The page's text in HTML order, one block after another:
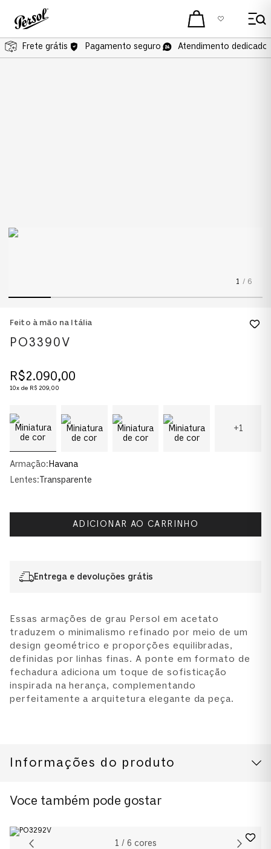
Frete grátis Pagamento seguro Atendimento dedicado
1 / 6
Feito à mão na Itália
PO3390V
R$2.090,00
10x de R$ 209,00
+1
Armação: Havana
Lentes:Transparente
ADICIONAR AO CARRINHO
Entrega e devoluções grátis
Essas armações de grau Persol em acetato
traduzem o minimalismo refinado por meio de um
design geométrico e proporções equilibradas,
definidas por linhas finas. A ponte em formato de
fechadura adiciona um toque de sofisticação
inspirada na herança, complementando
perfeitamente a arquitetura elegante da peça.
Informações do produto
CUIDADOS COM O PRODUTO
0PO3390V
Cor da Armação
Voce também pode gostar
1 / 6 cores